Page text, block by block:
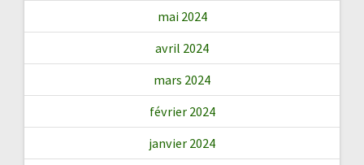
mai 2024
avril 2024
mars 2024
février 2024
janvier 2024